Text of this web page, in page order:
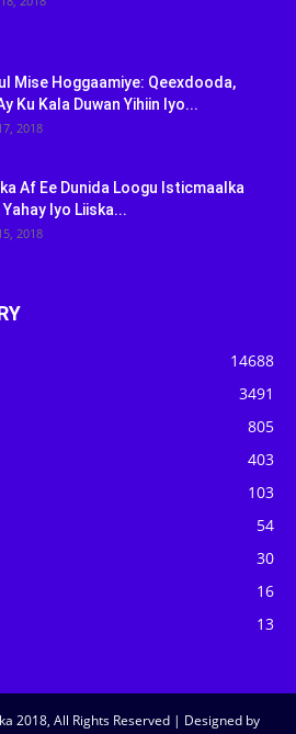
Mise Hoggaamiye: Qeexdooda,
Ku Kala Duwan Yihiin Iyo...
2018
Af Ee Dunida Loogu Isticmaalka
Yahay Iyo Liiska...
2018
14688
3491
805
403
103
54
30
16
13
2018, All Rights Reserved | Designed by